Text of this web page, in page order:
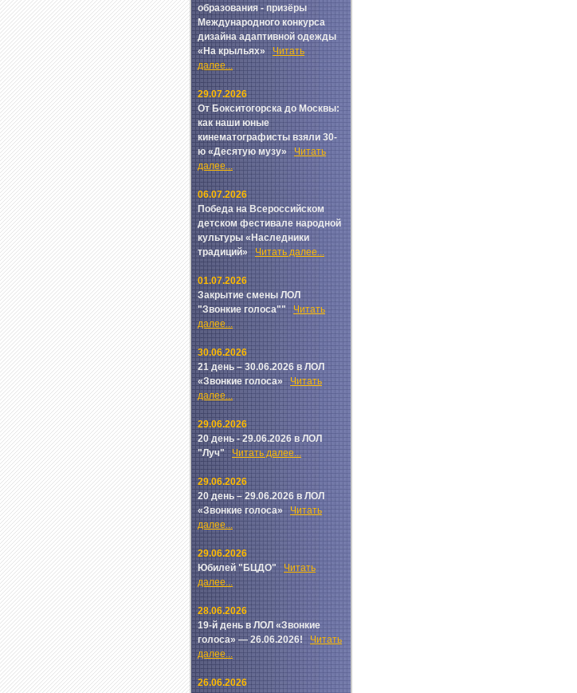
образования - призёры
Международного конкурса
дизайна адаптивной одежды
«На крыльях» Читать
далее...
29.07.2026
От Бокситогорска до Москвы:
как наши юные
кинематографисты взяли 30-
ю «Десятую музу» Читать
далее...
06.07.2026
Победа на Всероссийском
детском фестивале народной
культуры «Наследники
традиций»Читать далее...
01.07.2026
Закрытие смены ЛОЛ
"Звонкие голоса"" Читать
далее...
30.06.2026
21 день – 30.06.2026 в ЛОЛ
«Звонкие голоса»Читать
далее...
29.06.2026
20 день - 29.06.2026 в ЛОЛ
"Луч" Читать далее...
29.06.2026
20 день – 29.06.2026 в ЛОЛ
«Звонкие голоса»Читать
далее...
29.06.2026
Юбилей "БЦДО" Читать
далее...
28.06.2026
19-й день в ЛОЛ «Звонкие
голоса» — 26.06.2026! Читать
далее...
26.06.2026